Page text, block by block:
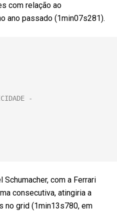
com relação ao
ano passado (1min07s281).
com a Ferrari
consecutiva, atingiria a
no grid (1min13s780, em